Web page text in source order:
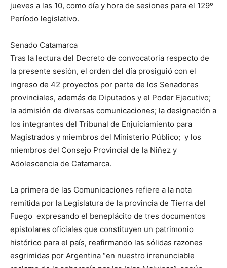
jueves a las 10, como día y hora de sesiones para el 129º
Período legislativo.
Senado Catamarca
Tras la lectura del Decreto de convocatoria respecto de
la presente sesión, el orden del día prosiguió con el
ingreso de 42 proyectos por parte de los Senadores
provinciales, además de Diputados y el Poder Ejecutivo;
la admisión de diversas comunicaciones; la designación a
los integrantes del Tribunal de Enjuiciamiento para
Magistrados y miembros del Ministerio Público; y los
miembros del Consejo Provincial de la Niñez y
Adolescencia de Catamarca.
La primera de las Comunicaciones refiere a la nota
remitida por la Legislatura de la provincia de Tierra del
Fuego expresando el beneplácito de tres documentos
epistolares oficiales que constituyen un patrimonio
histórico para el país, reafirmando las sólidas razones
esgrimidas por Argentina “en nuestro irrenunciable